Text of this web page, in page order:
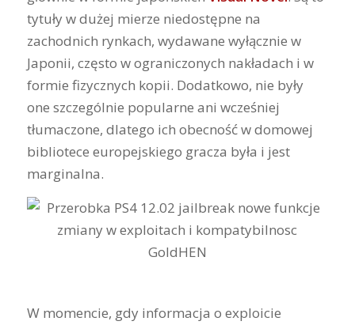
tytuły w dużej mierze niedostępne na
zachodnich rynkach, wydawane wyłącznie w
Japonii, często w ograniczonych nakładach i w
formie fizycznych kopii. Dodatkowo, nie były
one szczególnie popularne ani wcześniej
tłumaczone, dlatego ich obecność w domowej
bibliotece europejskiego gracza była i jest
marginalna.
W momencie, gdy informacja o exploicie